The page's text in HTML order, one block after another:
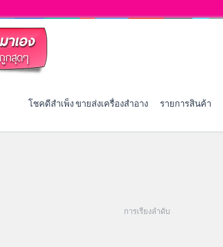
โชคดีสำเพ็ง ขายส่งเครื่องสำอาง รายการสินค้า